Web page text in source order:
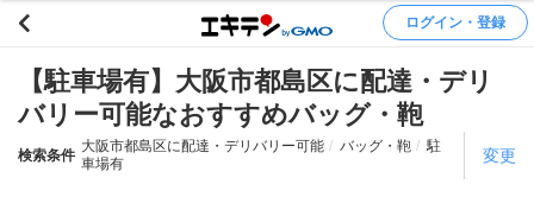
ログイン・登録
【駐車場有】大阪市都島区に配達・デリ
バリー可能なおすすめバッグ・鞄
検索条件
大阪市都島区に配達・デリバリー可能 バッグ・鞄
駐
車場有
変更